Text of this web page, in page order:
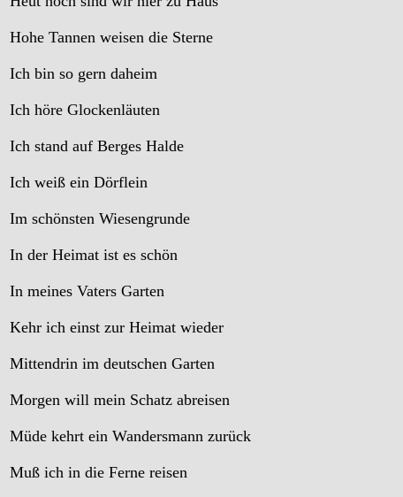
Hohe Tannen weisen die Sterne
Ich bin so gern daheim
Ich höre Glockenläuten
Ich stand auf Berges Halde
Ich weiß ein Dörflein
Im schönsten Wiesengrunde
In der Heimat ist es schön
In meines Vaters Garten
Kehr ich einst zur Heimat wieder
Mittendrin im deutschen Garten
Morgen will mein Schatz abreisen
Müde kehrt ein Wandersmann zurück
Muß ich in die Ferne reisen